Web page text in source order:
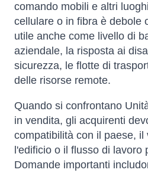
comando mobili e altri
cellulare o in fibra è debole
utile anche come livello di
aziendale, la risposta ai
sicurezza, le flotte di
delle risorse remote.
Quando si confrontano
in vendita, gli acquirenti
compatibilità con il paese, il
l'edificio o il flusso di lavoro
Domande importanti